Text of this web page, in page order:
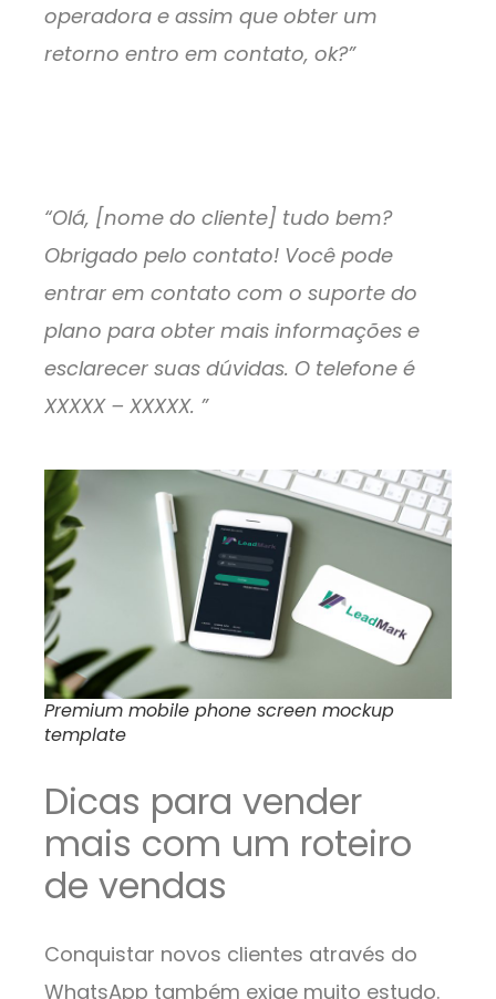
operadora e assim que obter um
retorno entro em contato, ok?”
“Olá, [nome do cliente] tudo bem?
Obrigado pelo contato! Você pode
entrar em contato com o suporte do
plano para obter mais informações e
esclarecer suas dúvidas. O telefone é
XXXXX – XXXXX. ”
Premium mobile phone screen mockup
template
Dicas para vender
mais com um roteiro
de vendas
Conquistar novos clientes através do
WhatsApp também exige muito estudo.